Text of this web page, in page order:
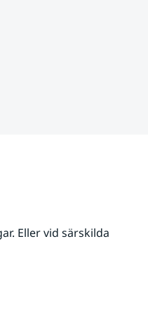
Eller vid särskilda